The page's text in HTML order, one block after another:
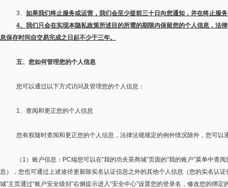
3、 如果我们终止服务或运营，我们会至少提前三十日向您通知，并在终止服
4、我们只会在实现本隐私政策所述目的所需的期限内保留您的个人信息，法
息保存时间自交易完成之日起不少于三年。
五、您如何管理您的个人信息
您可以通过以下方式访问及管理您的个人信息：
1、查阅和更正您的个人信息
您有权随时查阅和更正您的个人信息，法律法规规定的例外情况除外，您可以
（ 1 ）账户信息： PC端您可以在“我的功夫茶商城”页面的“我的账户”菜单中查阅
息），您也可通过上述途径更新除实名认证信息之外的其他个人信息（您的实名认
城”主页通过“账户安全级别 ”右侧提示进入“安全中心”设置您的登录名，修改您的绑定